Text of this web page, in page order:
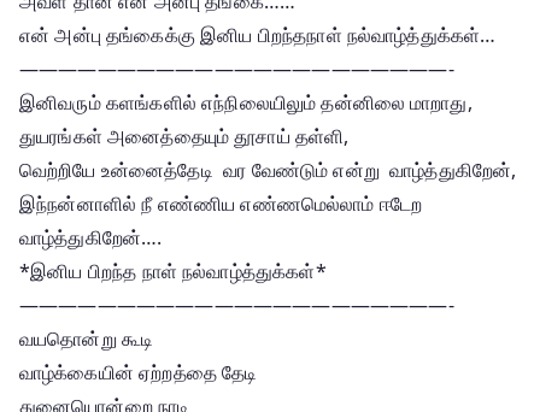
என் அன்பு தங்கைக்கு இனிய பிறந்தநாள் நல்வாழ்த்துக்கள்…
——————————————————————-
இனிவரும் களங்களில் எந்நிலையிலும் தன்னிலை மாறாது,
துயரங்கள் அனைத்தையும் தூசாய் தள்ளி,
வெற்றியே உன்னைத்தேடி வர வேண்டும் என்று வாழ்த்துகிறேன்,
இந்நன்னாளில் நீ எண்ணிய எண்ணமெல்லாம் ஈடேற
வாழ்த்துகிறேன்….
*இனிய பிறந்த நாள் நல்வாழ்த்துக்கள்*
——————————————————————-
வயதொன்று கூடி
வாழ்க்கையின் ஏற்றத்தை தேடி
துனையொன்றை நாடி